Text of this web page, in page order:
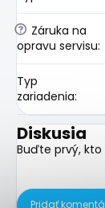
? Záruka na
opravu servisu:
Typ
zariadenia:
Diskusia
Buďte prvý, kto
Pridať